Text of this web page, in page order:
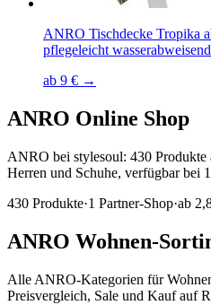
ANRO Tischdecke Tropika
pflegeleicht
Gartentischdecke
ab 9 € →
ANRO Online Shop
ANRO bei stylesoul: 430 Produkte
Herren und Schuhe, verfügbar bei
430 Produkte·1 Partner-Shop·ab
ANRO Wohnen-
Alle ANRO-Kategorien für
Preisvergleich, Sale und Kauf auf